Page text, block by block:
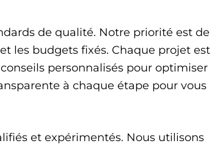
de qualité. Notre priorité est de
les budgets fixés. Chaque projet est
personnalisés pour optimiser
à chaque étape pour vous
et expérimentés. Nous utilisons